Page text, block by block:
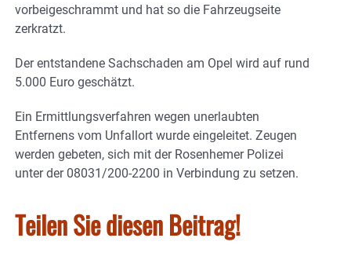
vorbeigeschrammt und hat so die Fahrzeugseite
zerkratzt.
Der entstandene Sachschaden am Opel wird auf rund
5.000 Euro geschätzt.
Ein Ermittlungsverfahren wegen unerlaubten
Entfernens vom Unfallort wurde eingeleitet. Zeugen
werden gebeten, sich mit der Rosenhemer Polizei
unter der 08031/200-2200 in Verbindung zu setzen.
Teilen Sie diesen Beitrag!